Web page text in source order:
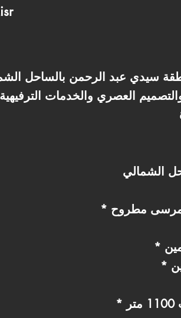
العصري والخدمات